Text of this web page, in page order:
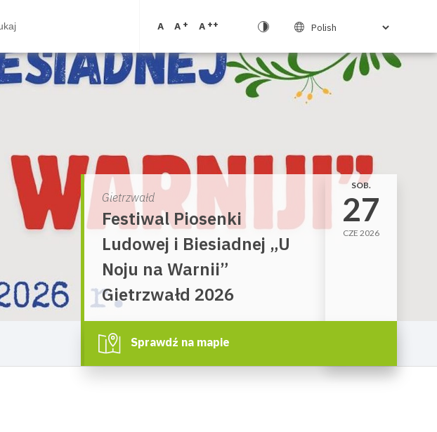
A A + A ++
Gietrzwałd
Festiwal Piosenki
Ludowej i Biesiadnej „U
Noju na Warnii”
Gietrzwałd 2026
SOB.
27
CZE 2026
Sprawdź na mapie